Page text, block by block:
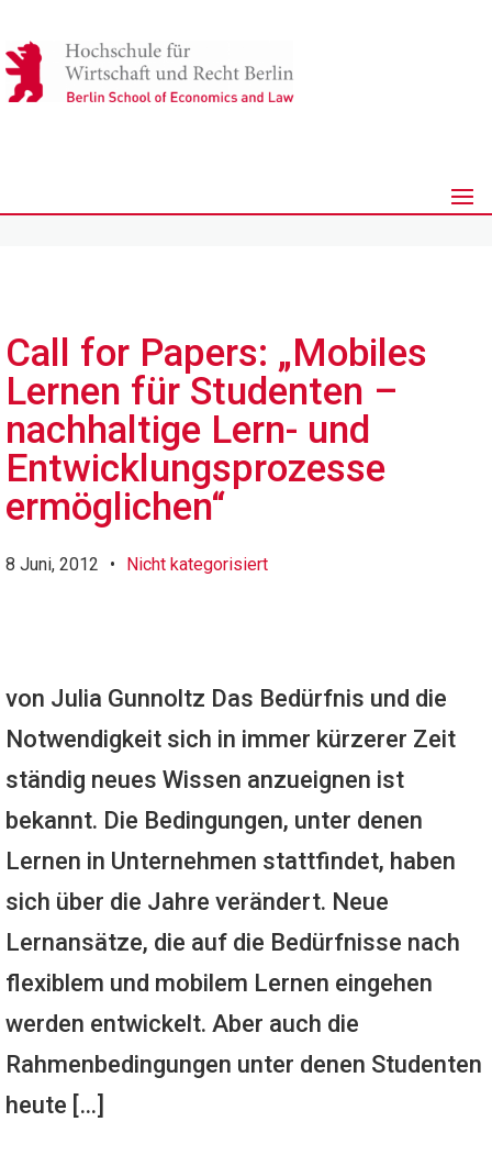
Call for Papers: „Mobiles
Lernen für Studenten –
nachhaltige Lern- und
Entwicklungsprozesse
ermöglichen“
8 Juni, 2012 • Nicht kategorisiert
von Julia Gunnoltz Das Bedürfnis und die
Notwendigkeit sich in immer kürzerer Zeit
ständig neues Wissen anzueignen ist
bekannt. Die Bedingungen, unter denen
Lernen in Unternehmen stattfindet, haben
sich über die Jahre verändert. Neue
Lernansätze, die auf die Bedürfnisse nach
flexiblem und mobilem Lernen eingehen
werden entwickelt. Aber auch die
Rahmenbedingungen unter denen Studenten
heute […]